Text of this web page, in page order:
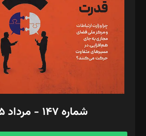
رستمی،مصطفی باستان
ویرایش: نگار استاد‌‌آقا
طراح یونیفرم: مجید توکلی
فیلمبرداری و عکاسی: امیر شفیعی، مانی لطفی زاده
گرافیک و صفحه‌آرایی: سید‌سبحان‌علی ثابت
مد‌یر توسعه تجاری: کامبیز برید‌
امور مالی: شاپور رهبری، محمد‌ کاظمی‌نیا
آگهی و مشترکین: ۰۹۱۹۹۹۹۰۴۵۴
شماره ۱۴۷ - مرداد ۱۴۰۵